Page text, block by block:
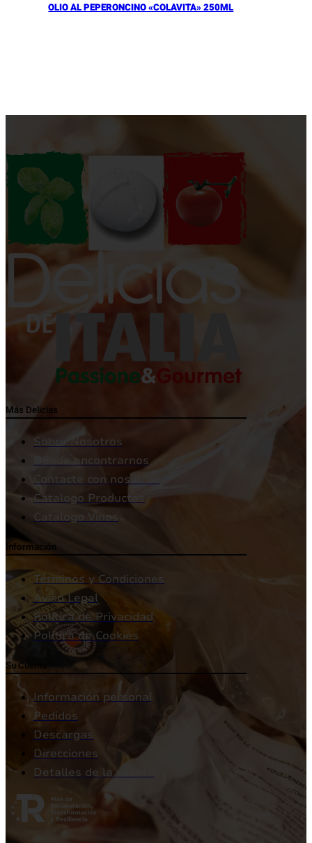
OLIO AL PEPERONCINO «COLAVITA» 250ML
Más Delicias
Sobre Nosotros
Dónde encontrarnos
Contacte con nosotros
Catalogo Productos
Catalogo Vinos
Información
Términos y Condiciones
Aviso Legal
Política de Privacidad
Política de Cookies
Su Cuenta
Información personal
Pedidos
Descargas
Direcciones
Detalles de la cuenta